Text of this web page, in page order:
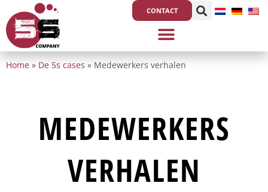
naar
de
inhoud
CONTACT
Home » De 5s cases » Medewerkers verhalen
MEDEWERKERS
VERHALEN